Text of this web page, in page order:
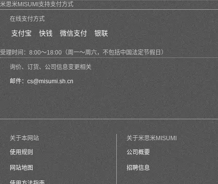
米思米MISUMI支持支付方式
在线支付方式
支付宝 快钱 微信支付 银联
受理时间：8:00～18:00（周一～周六，不包括中国法定节假日）
询价、订货、公司信息变更相关
邮件： cs@misumi.sh.cn
关于本网站
使用规则
网站地图
关于米思米MISUMI
公司概要
招聘信息